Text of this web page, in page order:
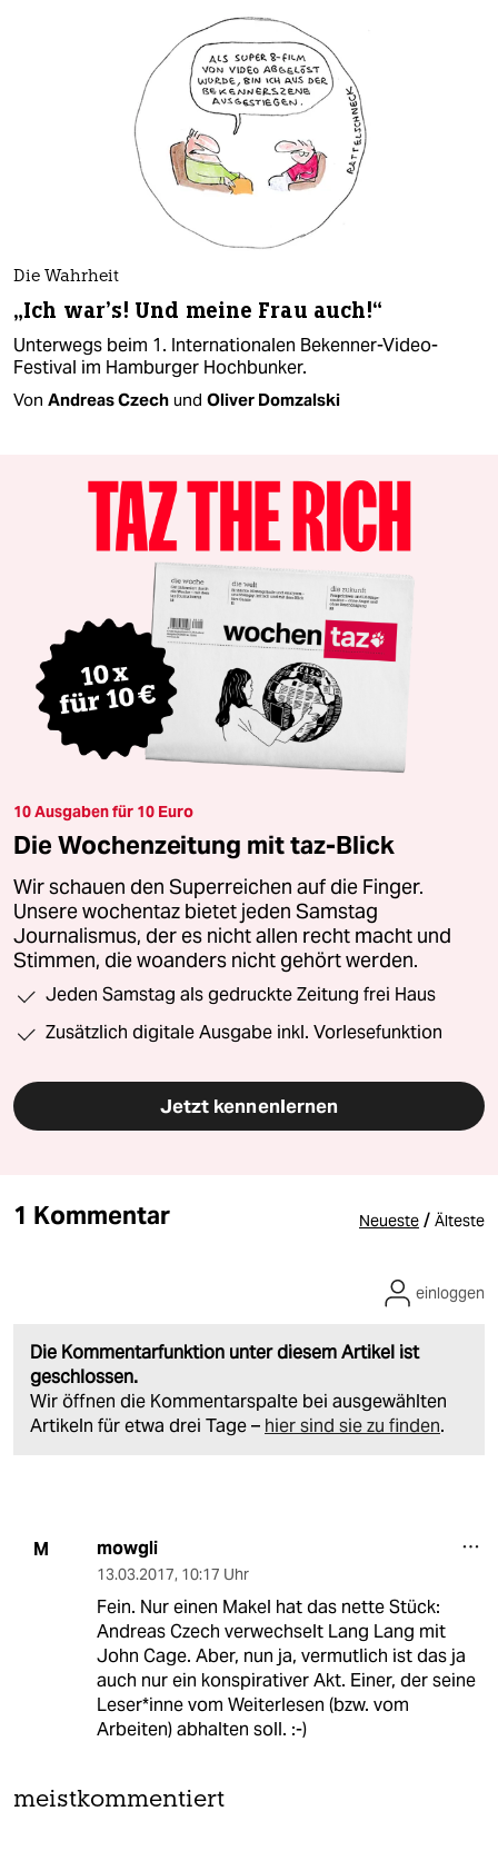
Die Wahrheit
„Ich war’s! Und meine Frau auch!“
Unterwegs beim 1. Internationalen Bekenner-Video-
Festival im Hamburger Hochbunker.
Von Andreas Czech und Oliver Domzalski
10 Ausgaben für 10 Euro
Die Wochenzeitung mit taz-Blick
Wir schauen den Superreichen auf die Finger.
Unsere wochentaz bietet jeden Samstag
Journalismus, der es nicht allen recht macht und
Stimmen, die woanders nicht gehört werden.
Jeden Samstag als gedruckte Zeitung frei Haus
Zusätzlich digitale Ausgabe inkl. Vorlesefunktion
Jetzt kennenlernen
1 Kommentar Neueste / Älteste
Die Kommentarfunktion unter diesem Artikel ist
geschlossen.
Wir öffnen die Kommentarspalte bei ausgewählten
Artikeln für etwa drei Tage – hier sind sie zu finden.
einloggen
M mowgli
13.03.2017, 10:17 Uhr
Fein. Nur einen Makel hat das nette Stück:
Andreas Czech verwechselt Lang Lang mit
John Cage. Aber, nun ja, vermutlich ist das ja
auch nur ein konspirativer Akt. Einer, der seine
Leser*inne vom Weiterlesen (bzw. vom
Arbeiten) abhalten soll. :-)
meistkommentiert